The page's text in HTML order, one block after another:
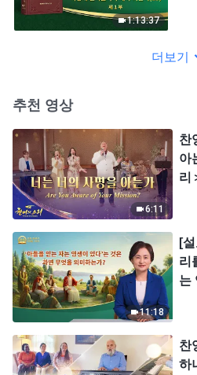
1:13:37
더보기
추천 영상
6:11
찬
아
리
11:18
[
리
는
찬
하